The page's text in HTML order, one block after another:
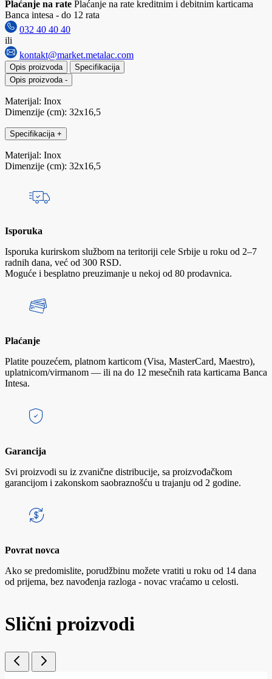
Plaćanje na rate Plaćanje na rate kreditnim i debitnim karticama
Banca intesa - do 12 rata
032 40 40 40
ili
kontakt@market.metalac.com
Opis proizvoda
Specifikacija
Opis proizvoda -
Materijal: Inox
Dimenzije (cm): 32x16,5
Specifikacija +
Materijal: Inox
Dimenzije (cm): 32x16,5
Isporuka
Isporuka kurirskom službom na teritoriji cele Srbije u roku od 2–7
radnih dana, već od 300 RSD.
Moguće i besplatno preuzimanje u nekoj od 80 prodavnica.
Plaćanje
Platite pouzećem, platnom karticom (Visa, MasterCard, Maestro),
uplatnicom/virmanom — ili na do 12 mesečnih rata karticama Banca
Intesa.
Garancija
Svi proizvodi su iz zvanične distribucije, sa proizvođačkom
garancijom i zakonskom saobraznošću u trajanju od 2 godine.
Povrat novca
Ako se predomislite, porudžbinu možete vratiti u roku od 14 dana
od prijema, bez navođenja razloga - novac vraćamo u celosti.
Slični proizvodi